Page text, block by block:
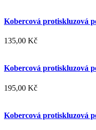
Kobercová protiskluzová
135,00 Kč
Kobercová protiskluzová
195,00 Kč
Kobercová protiskluzová